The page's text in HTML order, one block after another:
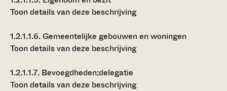
Toon details van deze beschrijving
1.2.1.1.6.Gemeentelijke gebouwen en woningen
Toon details van deze beschrijving
1.2.1.1.7. Bevoegdheden;delegatie
Toon details van deze beschrijving